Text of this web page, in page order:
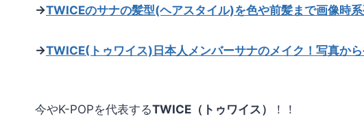
→TWICEのサナの髪型(ヘアスタイル)を色や前髪まで画像時
→TWICE(トゥワイス)日本人メンバーサナのメイク！写真から
今やK-POPを代表するTWICE（トゥワイス） ！！